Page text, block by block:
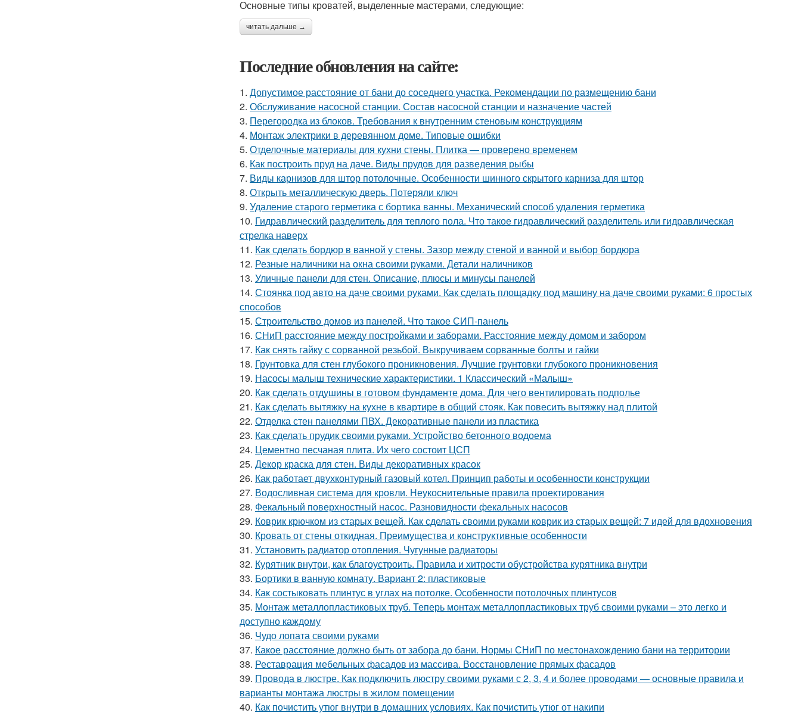
Основные типы кроватей, выделенные мастерами, следующие:
читать дальше →
Последние обновления на сайте:
1. Допустимое расстояние от бани до соседнего участка. Рекомендации по размещению бани
2. Обслуживание насосной станции. Состав насосной станции и назначение частей
3. Перегородка из блоков. Требования к внутренним стеновым конструкциям
4. Монтаж электрики в деревянном доме. Типовые ошибки
5. Отделочные материалы для кухни стены. Плитка — проверено временем
6. Как построить пруд на даче. Виды прудов для разведения рыбы
7. Виды карнизов для штор потолочные. Особенности шинного скрытого карниза для штор
8. Открыть металлическую дверь. Потеряли ключ
9. Удаление старого герметика с бортика ванны. Механический способ удаления герметика
10. Гидравлический разделитель для теплого пола. Что такое гидравлический разделитель или гидравлическая
стрелка наверх
11. Как сделать бордюр в ванной у стены. Зазор между стеной и ванной и выбор бордюра
12. Резные наличники на окна своими руками. Детали наличников
13. Уличные панели для стен. Описание, плюсы и минусы панелей
14. Стоянка под авто на даче своими руками. Как сделать площадку под машину на даче своими руками: 6 простых
способов
15. Строительство домов из панелей. Что такое СИП-панель
16. СНиП расстояние между постройками и заборами. Расстояние между домом и забором
17. Как снять гайку с сорванной резьбой. Выкручиваем сорванные болты и гайки
18. Грунтовка для стен глубокого проникновения. Лучшие грунтовки глубокого проникновения
19. Насосы малыш технические характеристики. 1 Классический «Малыш»
20. Как сделать отдушины в готовом фундаменте дома. Для чего вентилировать подполье
21. Как сделать вытяжку на кухне в квартире в общий стояк. Как повесить вытяжку над плитой
22. Отделка стен панелями ПВХ. Декоративные панели из пластика
23. Как сделать прудик своими руками. Устройство бетонного водоема
24. Цементно песчаная плита. Их чего состоит ЦСП
25. Декор краска для стен. Виды декоративных красок
26. Как работает двухконтурный газовый котел. Принцип работы и особенности конструкции
27. Водосливная система для кровли. Неукоснительные правила проектирования
28. Фекальный поверхностный насос. Разновидности фекальных насосов
29. Коврик крючком из старых вещей. Как сделать своими руками коврик из старых вещей: 7 идей для вдохновения
30. Кровать от стены откидная. Преимущества и конструктивные особенности
31. Установить радиатор отопления. Чугунные радиаторы
32. Курятник внутри, как благоустроить. Правила и хитрости обустройства курятника внутри
33. Бортики в ванную комнату. Вариант 2: пластиковые
34. Как состыковать плинтус в углах на потолке. Особенности потолочных плинтусов
35. Монтаж металлопластиковых труб. Теперь монтаж металлопластиковых труб своими руками – это легко и
доступно каждому
36. Чудо лопата своими руками
37. Какое расстояние должно быть от забора до бани. Нормы СНиП по местонахождению бани на территории
38. Реставрация мебельных фасадов из массива. Восстановление прямых фасадов
39. Провода в люстре. Как подключить люстру своими руками с 2, 3, 4 и более проводами — основные правила и
варианты монтажа люстры в жилом помещении
40. Как почистить утюг внутри в домашних условиях. Как почистить утюг от накипи